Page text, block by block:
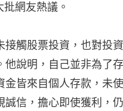
網友熱議。
觸股票投資，也對投
說明，自己並非為了
皆來自個人存款，未
信，擔心即使獲利，